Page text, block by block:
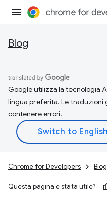
Blog
Google utilizza la tecnologia
lingua preferita. Le traduzioni
contenere errori.
Chrome for Developers Blog
Questa pagina è stata utile?